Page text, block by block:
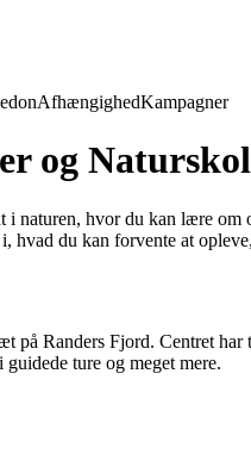
AfhængighedKampagner
og
naturen, hvor du kan lære
du kan forvente at
på Randers Fjord. Centret
ture og meget mere.